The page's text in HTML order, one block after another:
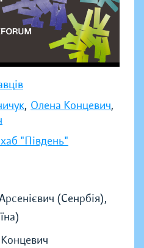
, Олена Концевич,
"Південь"
(Сенрбія),